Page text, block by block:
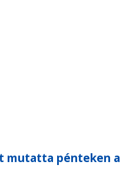
mutatta pénteken a